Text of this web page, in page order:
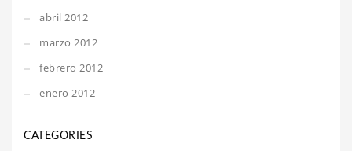
abril 2012
marzo 2012
febrero 2012
enero 2012
CATEGORIES